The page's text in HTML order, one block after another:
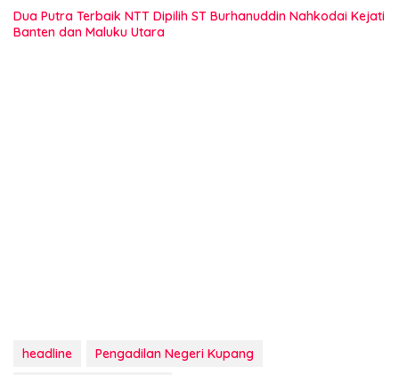
Dua Putra Terbaik NTT Dipilih ST Burhanuddin Nahkodai Kejati
Banten dan Maluku Utara
headline
Pengadilan Negeri Kupang